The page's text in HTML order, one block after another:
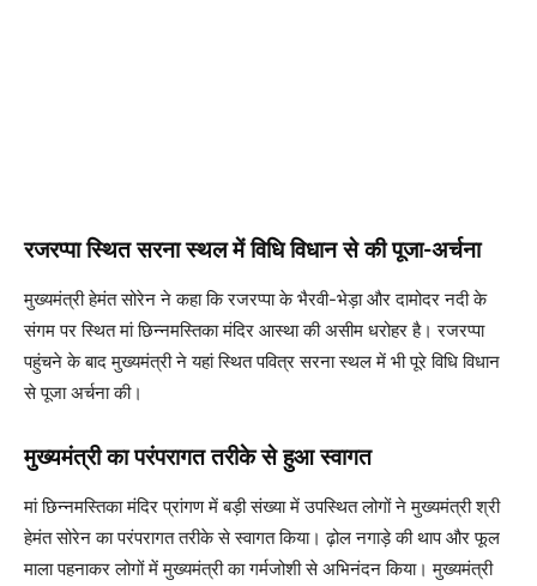
रजरप्पा स्थित सरना स्थल में विधि विधान से की पूजा-अर्चना
मुख्यमंत्री हेमंत सोरेन ने कहा कि रजरप्पा के भैरवी-भेड़ा और दामोदर नदी के
संगम पर स्थित मां छिन्नमस्तिका मंदिर आस्था की असीम धरोहर है। रजरप्पा
पहुंचने के बाद मुख्यमंत्री ने यहां स्थित पवित्र सरना स्थल में भी पूरे विधि विधान
से पूजा अर्चना की।
मुख्यमंत्री का परंपरागत तरीके से हुआ स्वागत
मां छिन्नमस्तिका मंदिर प्रांगण में बड़ी संख्या में उपस्थित लोगों ने मुख्यमंत्री श्री
हेमंत सोरेन का परंपरागत तरीके से स्वागत किया। ढ़ोल नगाड़े की थाप और फूल
माला पहनाकर लोगों में मुख्यमंत्री का गर्मजोशी से अभिनंदन किया। मुख्यमंत्री